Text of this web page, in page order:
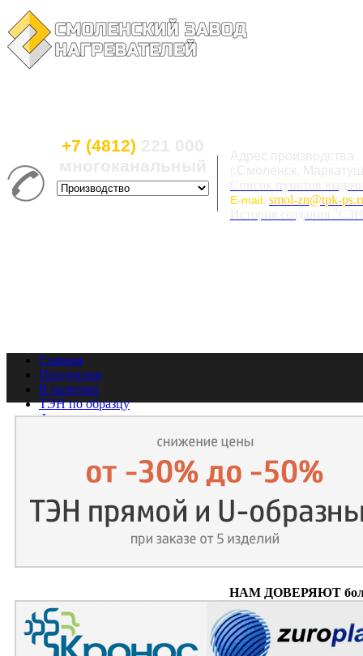
+7 (4812)
E-mail: smol-zn@tpk-
Главная
Продукция
В наличии
ТЭН по образцу
Фотогалерея
Контакты
НАМ ДОВЕРЯЮТ